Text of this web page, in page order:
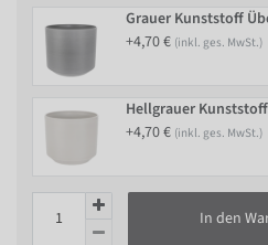
Grauer Kunststoff
+4,70 € (inkl. ges. MwSt.)
Hellgrauer
+4,70 € (inkl. ges. MwSt.)
In den